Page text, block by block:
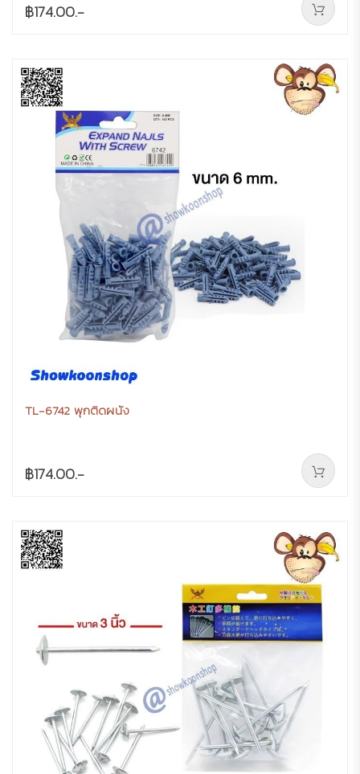
฿174.00.-
TL-6742 พุกติดผนัง
฿174.00.-